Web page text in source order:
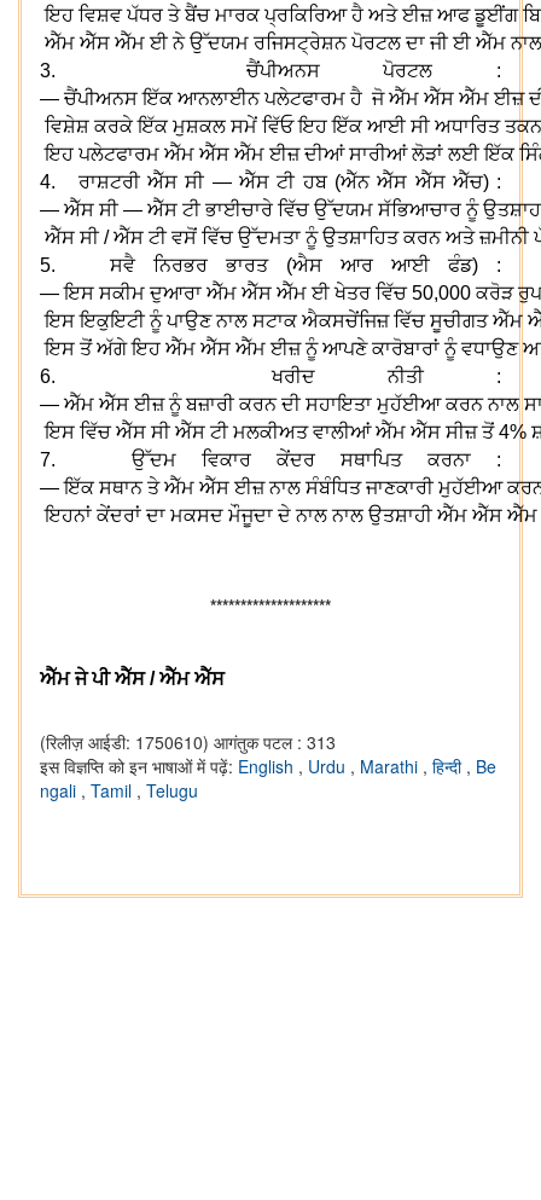
ਇਹ ਵਿਸ਼ਵ ਪੱਧਰ ਤੇ ਬੈਂਚ ਮਾਰਕ ਪ੍ਰਕਿਰਿਆ ਹੈ ਅਤੇ ਈਜ਼ ਆਫ ਡੂਈਂਗ
ਐੱਮ ਐੱਸ ਐੱਮ ਈ ਨੇ ਉੱਦਯਮ ਰਜਿਸਟ੍ਰੇਸ਼ਨ ਪੋਰਟਲ ਦਾ ਜੀ ਈ ਐੱਮ ਨਾਲ
3. ਚੈਂਪੀਅਨਸ ਪੋਰਟਲ :
— ਚੈਂਪੀਅਨਸ ਇੱਕ ਆਨਲਾਈਨ ਪਲੇਟਫਾਰਮ ਹੈ ਜੋ ਐੱਮ ਐੱਸ ਐੱਮ ਈਜ਼
ਵਿਸ਼ੇਸ਼ ਕਰਕੇ ਇੱਕ ਮੁਸ਼ਕਲ ਸਮੇਂ ਵਿੱਓ ਇਹ ਇੱਕ ਆਈ ਸੀ ਅਧਾਰਿਤ
ਇਹ ਪਲੇਟਫਾਰਮ ਐੱਮ ਐੱਸ ਐੱਮ ਈਜ਼ ਦੀਆਂ ਸਾਰੀਆਂ ਲੋੜਾਂ ਲਈ ਇੱਕ
4. ਰਾਸ਼ਟਰੀ ਐੱਸ ਸੀ—ਐੱਸ ਟੀ ਹਬ(ਐੱਨ ਐੱਸ ਐੱਸ ਐੱਚ) :
— ਐੱਸ ਸੀ— ਐੱਸ ਟੀ ਭਾਈਚਾਰੇ ਵਿੱਚ ਉੱਦਯਮ ਸੱਭਿਆਚਾਰ ਨੂੰ ਉਤਸ਼ਾਹ
ਐੱਸ ਸੀ/ਐੱਸ ਟੀ ਵਸੋਂ ਵਿੱਚ ਉੱਦਮਤਾ ਨੂੰ ਉਤਸ਼ਾਹਿਤ ਕਰਨ ਅਤੇ ਜ਼ਮੀਨੀ
5. ਸਵੈ ਨਿਰਭਰ ਭਾਰਤ(ਐਸ ਆਰ ਆਈ ਫੰਡ) :
—ਇਸ ਸਕੀਮ ਦੁਆਰਾ ਐੱਮ ਐੱਸ ਐੱਮ ਈ ਖੇਤਰ ਵਿੱਚ50,000ਕਰੋੜ
ਇਸ ਇਕੁਇਟੀ ਨੂੰ ਪਾਉਣ ਨਾਲ ਸਟਾਕ ਐਕਸਚੇਂਜਿਜ਼ ਵਿੱਚ ਸੂਚੀਗਤ ਐੱਮ
ਇਸ ਤੋਂ ਅੱਗੇ ਇਹ ਐੱਮ ਐੱਸ ਐੱਮ ਈਜ਼ ਨੂੰ ਆਪਣੇ ਕਾਰੋਬਾਰਾਂ ਨੂੰ ਵਧਾਉਣ
6.ਖਰੀਦ ਨੀਤੀ:
— ਐੱਮ ਐੱਸ ਈਜ਼ ਨੂੰ ਬਜ਼ਾਰੀ ਕਰਨ ਦੀ ਸਹਾਇਤਾ ਮੁਹੱਈਆ ਕਰਨ ਨਾਲ
ਇਸ ਵਿੱਚ ਐੱਸ ਸੀ ਐੱਸ ਟੀ ਮਲਕੀਅਤ ਵਾਲੀਆਂ ਐੱਮ ਐੱਸ ਸੀਜ਼ ਤੋਂ4%
7. ਉੱਦਮ ਵਿਕਾਰ ਕੇਂਦਰ ਸਥਾਪਿਤ ਕਰਨਾ :
—ਇੱਕ ਸਥਾਨ ਤੇ ਐੱਮ ਐੱਸ ਈਜ਼ ਨਾਲ ਸੰਬੰਧਿਤ ਜਾਣਕਾਰੀ ਮੁਹੱਈਆ
ਇਹਨਾਂ ਕੇਂਦਰਾਂ ਦਾ ਮਕਸਦ ਮੌਜੂਦਾ ਦੇ ਨਾਲ ਨਾਲ ਉਤਸ਼ਾਹੀ ਐੱਮ ਐੱਸ ਐੱਮ
********************
ਐੱਮ ਜੇ ਪੀ ਐੱਸ/ਐੱਮ ਐੱਸ
(रिलीज़ आईडी: 1750610) आगंतुक पटल : 313
इस विज्ञप्ति को इन भाषाओं में पढ़ें: English , Urdu , Marathi , हिन्दी , Be
ngali , Tamil , Telugu